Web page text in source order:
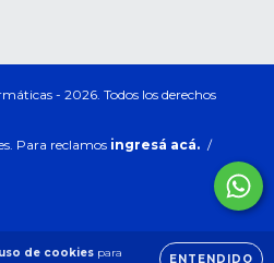
de cookies para
ENTENDIDO
- 2026. Todos los derechos
Para reclamos ingresá acá. /